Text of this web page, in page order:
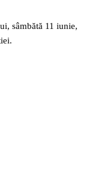
sâmbătă 11 iunie,